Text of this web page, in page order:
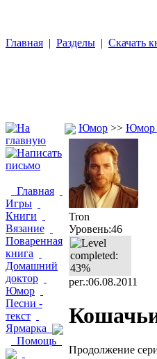
Главная | Разделы | Скачать
Главная
Игры
Книги
Вязание
Поваренная
книга
Домашний
доктор
Юмор
Песни -
текст
Ярмарка
Помощь
Юмор >> Юмор
Tron
Уровень:46
рег.:06.08.2011
Продолжение